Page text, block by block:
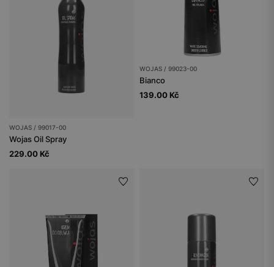
WOJAS / 99017-00
Wojas Oil Spray
229.00 Kč
WOJAS / 99023-00
Bianco
139.00 Kč